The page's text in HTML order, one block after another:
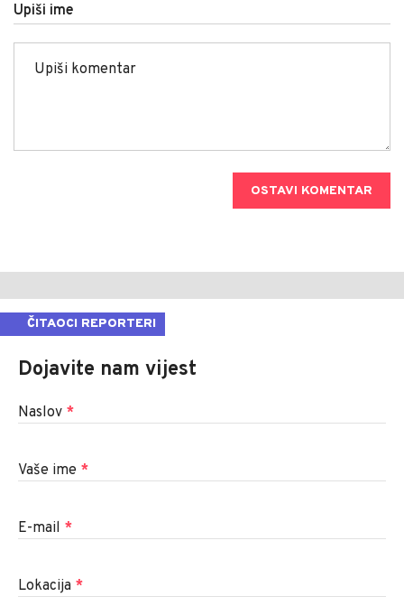
Upiši ime
OSTAVI KOMENTAR
ČITAOCI REPORTERI
Dojavite nam vijest
Naslov *
Vaše ime *
E-mail *
Lokacija *